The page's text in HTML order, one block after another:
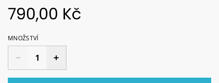
790,00 Kč
MNOŽSTVÍ